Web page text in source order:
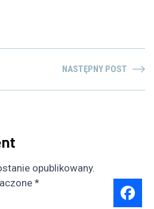
NASTĘPNY POST
opublikowany.
*